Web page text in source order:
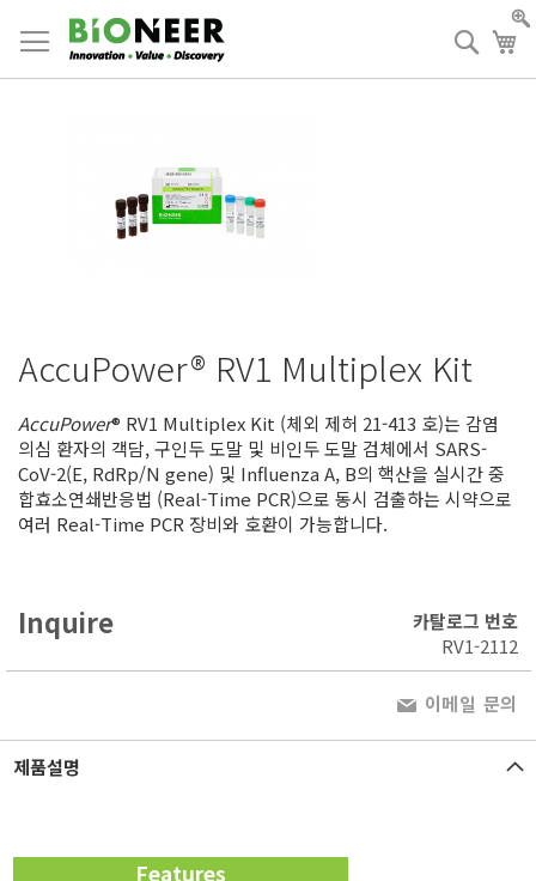
to
Content
검
색
AccuPower® RV1 Multiplex Kit
AccuPower® RV1 Multiplex Kit (체외 제허 21-413 호)는 감염
의심 환자의 객담, 구인두 도말 및 비인두 도말 검체에서 SARS-
CoV-2(E, RdRp/N gene) 및 Influenza A, B의 핵산을 실시간 중
합효소연쇄반응법 (Real-Time PCR)으로 동시 검출하는 시약으로
여러 Real-Time PCR 장비와 호환이 가능합니다.
Inquire
카탈로그 번호
RV1-2112
이메일 문의
제품설명
Features